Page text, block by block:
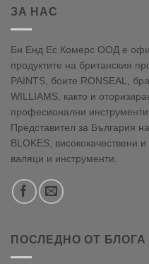
ЗА НАС
Би Енд Ес Комерс ООД е
продуктите на британския
PAINTS, боите RONSEAL,
WILLIAMS, както и
професионални
Представител за България
BLOKES, висококачествени
валяци и инструменти.
ПОСЛЕДНО ОТ БЛОГА